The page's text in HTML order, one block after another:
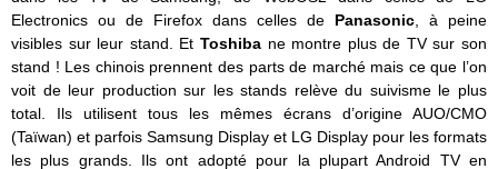
Electronics ou de Firefox dans celles de Panasonic , à peine
visibles sur leur stand. Et Toshibane montre plus de TV sur son
stand ! Les chinois prennent des parts de marché mais ce que l’on
voit de leur production sur les stands relève du suivisme le plus
total. Ils utilisent tous les mêmes écrans d’origine AUO/CMO
(Taïwan) et parfois Samsung Display et LG Display pour les formats
les plus grands. Ils ont adopté pour la plupart Android TV en